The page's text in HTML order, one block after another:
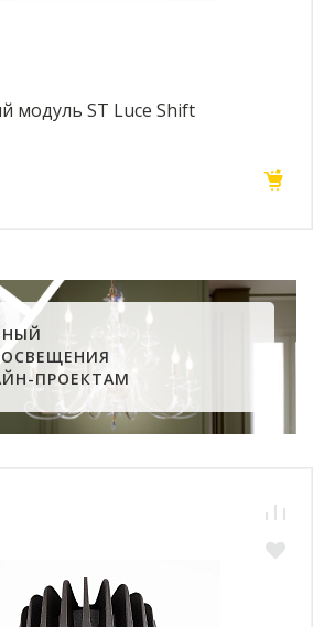
модуль ST Luce Shift
ПРОЕКТАМ